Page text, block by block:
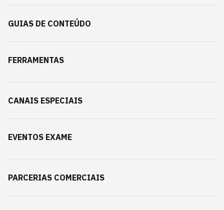
GUIAS DE CONTEÚDO
FERRAMENTAS
CANAIS ESPECIAIS
EVENTOS EXAME
PARCERIAS COMERCIAIS